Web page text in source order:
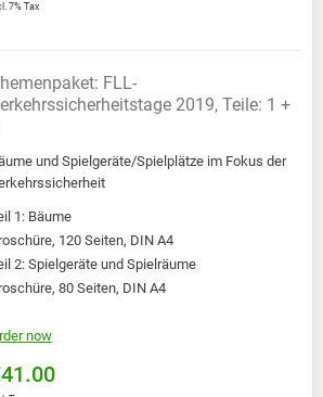
7% Tax
FLL-
2019, Teile: 1 +
und Spielgeräte/Spielplätze im Fokus der
1: Bäume
120 Seiten, DIN A4
2: Spielgeräte und Spielräume
80 Seiten, DIN A4
now